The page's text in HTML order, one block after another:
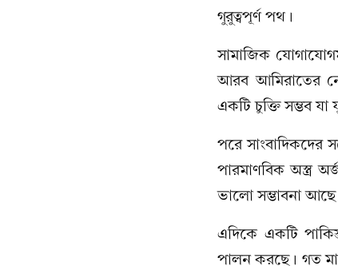
গুরুত্বপূর্ণ পথ।
সামাজিক
আরব আমিরাতের
একটি চুক্তি সম্ভব যা
পরে সাংবাদিকদের
পারমাণবিক অস্ত্র
ভালো সম্ভাবনা
এদিকে একটি
পালন করছে। গত